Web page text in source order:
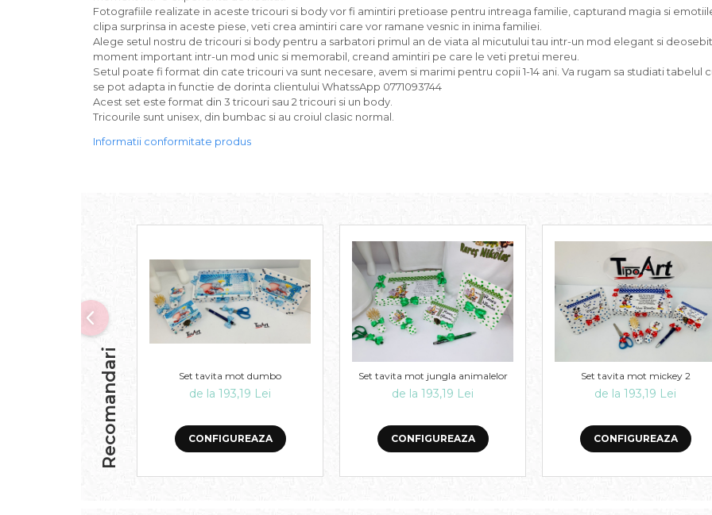
Fotografiile realizate in aceste tricouri si body vor fi amintiri pretioase pentru intreaga familie, capturand magia si
clipa surprinsa in aceste piese, veti crea amintiri care vor ramane vesnic in inima familiei.
Alege setul nostru de tricouri si body pentru a sarbatori primul an de viata al micutului tau intr-un mod elegant si
moment important intr-un mod unic si memorabil, creand amintiri pe care le veti pretui mereu.
Setul poate fi format din cate tricouri va sunt necesare, avem si marimi pentru copii 1-14 ani. Va rugam sa studiati
se pot adapta in functie de dorinta clientului WhatssApp 0771093744
Acest set este format din 3 tricouri sau 2 tricouri si un body.
Tricourile sunt unisex, din bumbac si au croiul clasic normal.
Informatii conformitate produs
Recomandari Set tavita mot dumbo
de la 193,19 Lei
CONFIGUREAZA
Set tavita mot jungla animalelor
de la 193,19 Lei
CONFIGUREAZA
Set tavita mot mickey 2
de la 193,19 Lei
CONFIGUREAZA